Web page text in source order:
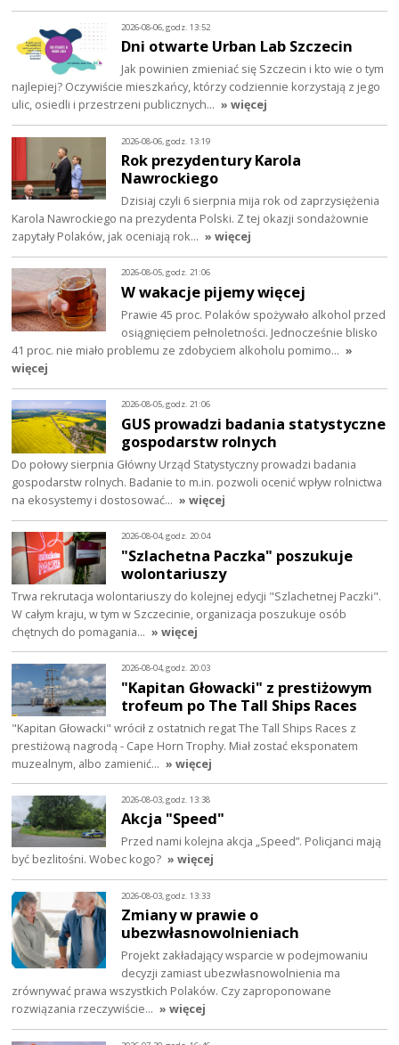
2026-08-06, godz. 13:52
Dni otwarte Urban Lab Szczecin
Jak powinien zmieniać się Szczecin i kto wie o tym
najlepiej? Oczywiście mieszkańcy, którzy codziennie korzystają z jego
ulic, osiedli i przestrzeni publicznych… » więcej
2026-08-06, godz. 13:19
Rok prezydentury Karola
Nawrockiego
Dzisiaj czyli 6 sierpnia mija rok od zaprzysiężenia
Karola Nawrockiego na prezydenta Polski. Z tej okazji sondażownie
zapytały Polaków, jak oceniają rok… » więcej
2026-08-05, godz. 21:06
W wakacje pijemy więcej
Prawie 45 proc. Polaków spożywało alkohol przed
osiągnięciem pełnoletności. Jednocześnie blisko
41 proc. nie miało problemu ze zdobyciem alkoholu pomimo… »
więcej
2026-08-05, godz. 21:06
GUS prowadzi badania statystyczne
gospodarstw rolnych
Do połowy sierpnia Główny Urząd Statystyczny prowadzi badania
gospodarstw rolnych. Badanie to m.in. pozwoli ocenić wpływ rolnictwa
na ekosystemy i dostosować… » więcej
2026-08-04, godz. 20:04
"Szlachetna Paczka" poszukuje
wolontariuszy
Trwa rekrutacja wolontariuszy do kolejnej edycji "Szlachetnej Paczki".
W całym kraju, w tym w Szczecinie, organizacja poszukuje osób
chętnych do pomagania… » więcej
2026-08-04, godz. 20:03
"Kapitan Głowacki" z prestiżowym
trofeum po The Tall Ships Races
"Kapitan Głowacki" wrócił z ostatnich regat The Tall Ships Races z
prestiżową nagrodą - Cape Horn Trophy. Miał zostać eksponatem
muzealnym, albo zamienić… » więcej
2026-08-03, godz. 13:38
Akcja "Speed"
Przed nami kolejna akcja „Speed”. Policjanci mają
być bezlitośni. Wobec kogo? » więcej
2026-08-03, godz. 13:33
Zmiany w prawie o
ubezwłasnowolnieniach
Projekt zakładający wsparcie w podejmowaniu
decyzji zamiast ubezwłasnowolnienia ma
zrównywać prawa wszystkich Polaków. Czy zaproponowane
rozwiązania rzeczywiście… » więcej